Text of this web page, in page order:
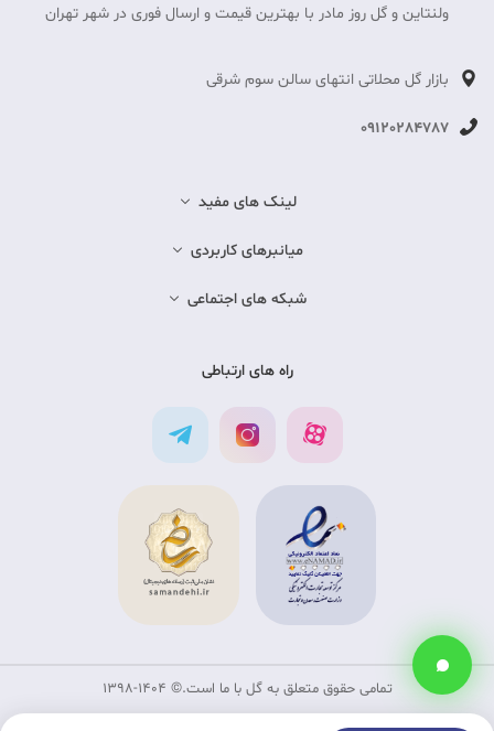
ولنتاین و گل روز مادر با بهترین قیمت و ارسال فوری در شهر تهران
بازار گل محلاتی انتهای سالن سوم شرقی
09120284787
لینک های مفید
میانبرهای کاربردی
شبکه های اجتماعی
راه های ارتباطی
تمامی حقوق متعلق به گل با ما است.©‏ 1398-1404